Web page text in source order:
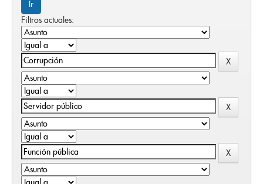
Filtros actuales: